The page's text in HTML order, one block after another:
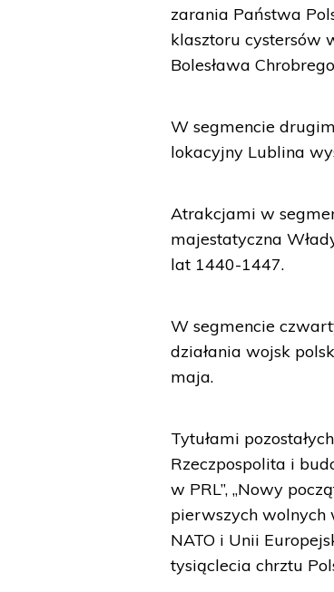
zarania Państwa
klasztoru cystersów
Bolesława
W segmencie
lokacyjny Lublina
Atrakcjami w
majestatyczna
lat 1440-1447.
W segmencie
działania wojsk
maja.
Tytułami
Rzeczpospolita i
w PRL”, „Nowy
pierwszych wolnych
NATO i Unii
tysiąclecia chrztu